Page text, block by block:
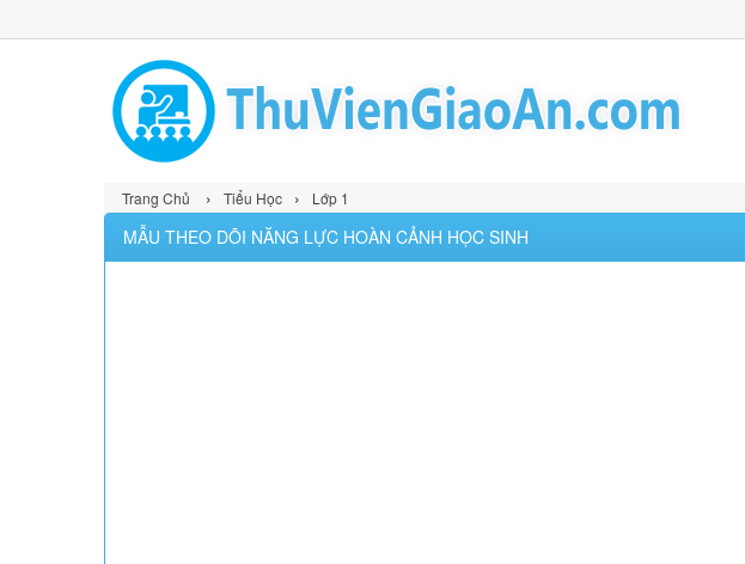
Trang Chủ › Tiểu Học › Lớp 1
MẪU THEO DÕI NĂNG LỰC HOÀN CẢNH HỌC SINH